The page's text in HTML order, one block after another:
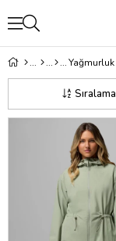
Yağmurluk
Sıralama